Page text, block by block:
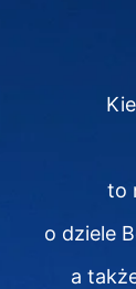
to
o dziele
a